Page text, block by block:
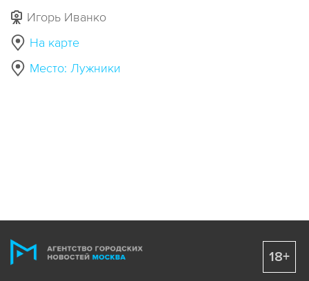
Игорь Иванко
На карте
Место: Лужники
18+